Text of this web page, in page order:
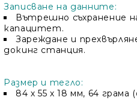
Записване на данните:
Вътрешно съхранение
капацитет.
Зареждане и
докинг станция.
Размер и тегло:
84 х 55 х 18 мм, 64